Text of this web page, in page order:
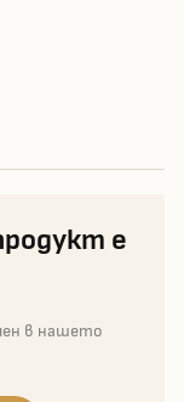
е
в нашето